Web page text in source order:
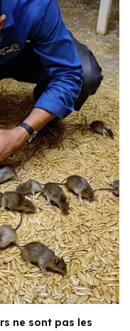
ne sont pas les